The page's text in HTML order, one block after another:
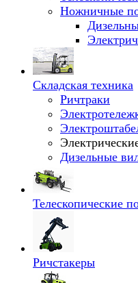
Ножничные
Складская техника
Ричтраки
Дизельные
Телескопические
Ричстакеры